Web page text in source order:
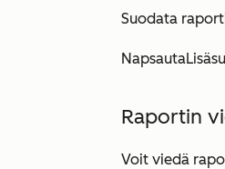
Suodata
Napsauta
Raportin
Voit viedä